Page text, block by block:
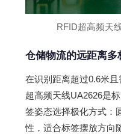
RFID超高频天
仓储物流的远距离多
在识别距离超过0.6米
超高频天线UA2626是
签姿态选择极化方式：
性，适合标签摆放方向